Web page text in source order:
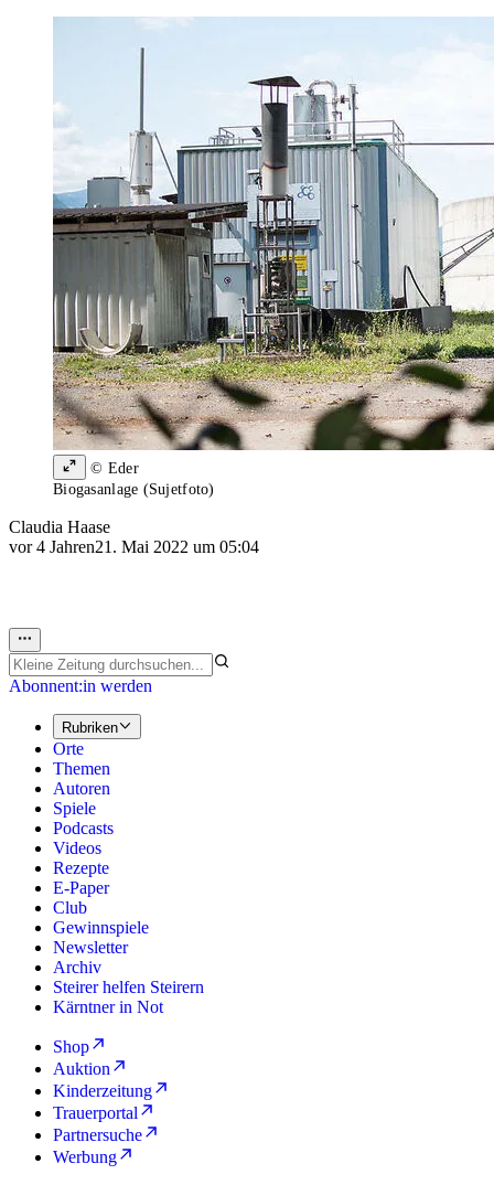
© Eder
Biogasanlage (Sujetfoto)
Claudia Haase
vor 4 Jahren21. Mai 2022 um 05:04
Abonnent:in werden
Rubriken
Orte
Themen
Autoren
Spiele
Podcasts
Videos
Rezepte
E-Paper
Club
Gewinnspiele
Newsletter
Archiv
Steirer helfen Steirern
Kärntner in Not
Shop
Auktion
Kinderzeitung
Trauerportal
Partnersuche
Werbung